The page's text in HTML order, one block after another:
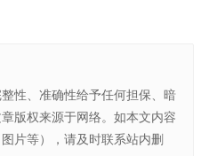
性、准确性给予任何担保、暗
版权来源于网络。如本文内容
片等），请及时联系站内删